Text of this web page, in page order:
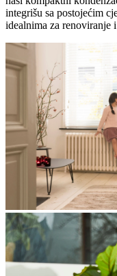
integrišu sa postojećim
idealnima za renoviranje